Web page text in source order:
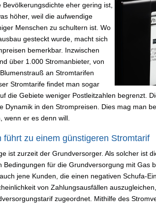
eher gering ist,
höher, weil die aufwendige
Menschen zu schultern ist. Wo
gesteckt wurde, macht sich
bemerkbar. Inzwischen
über 1.000 Stromanbieter, von
an Stromtarifen
Stromtarife findet man sogar
die Gebiete weniger Postleitzahlen begrenzt.
Dynamik in den Strompreisen. Dies mag man
wenn er es denn will.
führt zu einem günstigeren Stromtarif
ist zurzeit der Grundversorger. Als solcher ist
Bedingungen für die Grundversorgung mit Gas
jene Kunden, die einen negativen Schufa-
von Zahlungsausfällen
zugeordnet. Mithilfe des